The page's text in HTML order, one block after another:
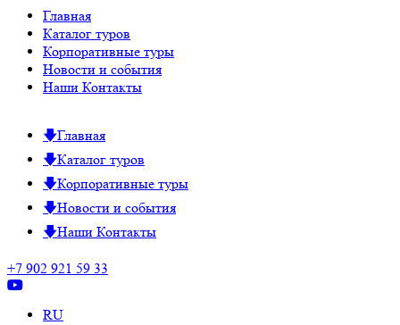
Главная
Каталог туров
Корпоративные туры
Новости и события
Наши Контакты
Главная
Каталог туров
Корпоративные туры
Новости и события
Наши Контакты
+7 902 921 59 33
RU